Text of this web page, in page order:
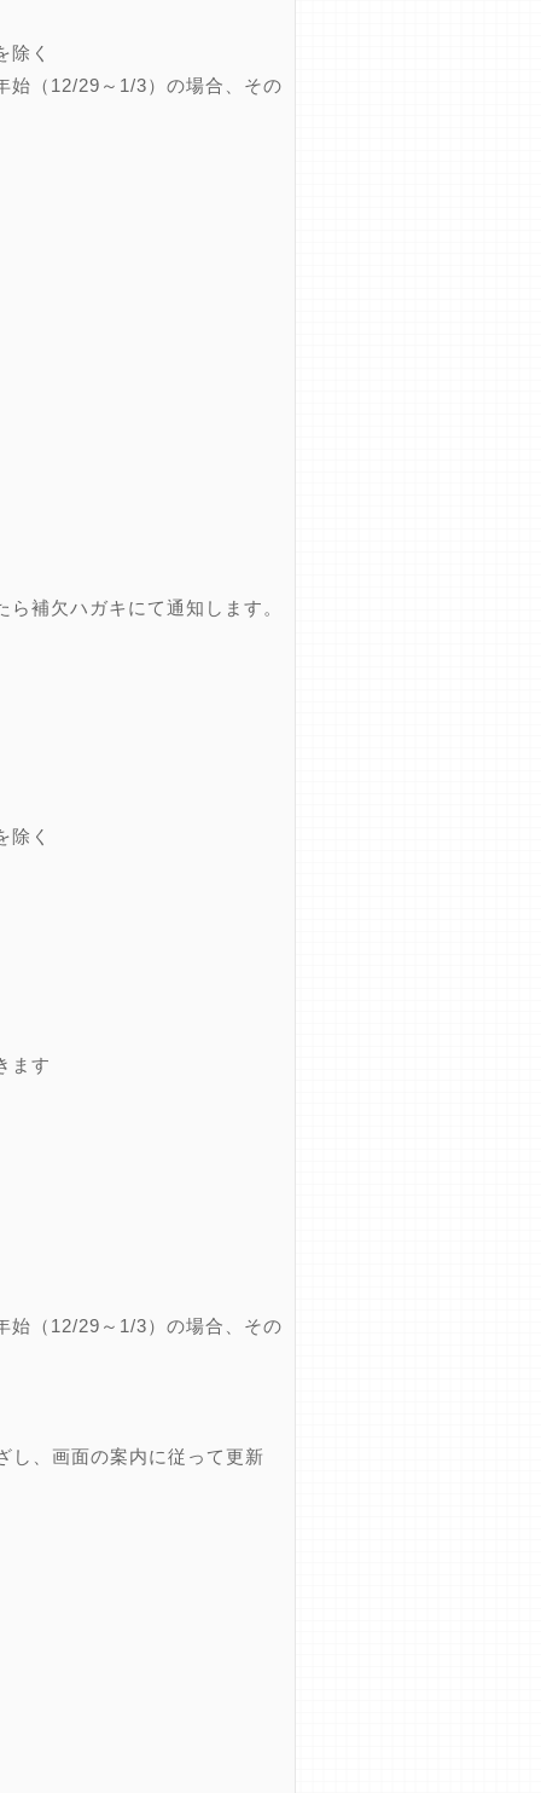
除く
始（12/29～1/3）の場合、その
補欠ハガキにて通知します。
除く
ます
始（12/29～1/3）の場合、その
し、画面の案内に従って更新